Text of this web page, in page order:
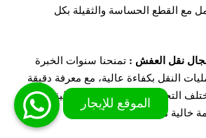
مع القطع الحساسة والثقيلة بكل
نقل العفش : تمنحنا سنوات الخبرة
النقل بكفاءة عالية، مع معرفة دقيقة
التحديات التي قد تواجه عملية النقل،
خالية من الأخطاء.